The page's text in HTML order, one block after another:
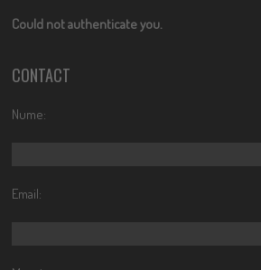
Could not authenticate you.
CONTACT
Nume:
Email: